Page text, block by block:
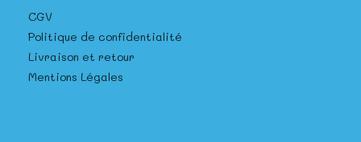
CGV
Politique de confidentialité
Livraison et retour
Mentions Légales